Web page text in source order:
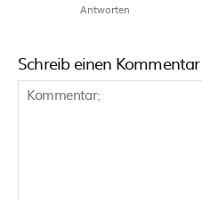
Antworten
Schreib einen